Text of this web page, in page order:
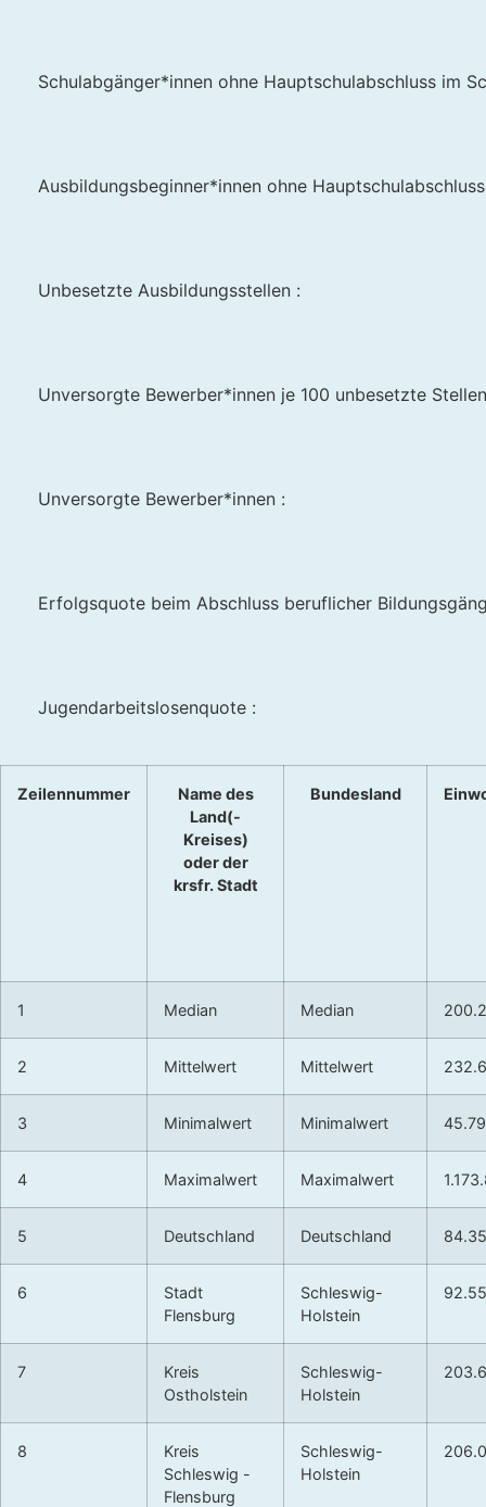
Schulabgänger*innen ohne Hauptschulabschluss im
Ausbildungsbeginner*innen ohne
Unbesetzte Ausbildungsstellen :
Unversorgte Bewerber*innen je 100 unbesetzte
Unversorgte Bewerber*innen :
Erfolgsquote beim Abschluss beruflicher
Jugendarbeitslosenquote :
Zeilennummer
Name des
Land(-
Kreises)
oder der
krsfr. Stadt
Bundesland
1 Median Median
2 Mittelwert Mittelwert
3 Minimalwert Minimalwert
4 Maximalwert Maximalwert
5 Deutschland Deutschland
6
Stadt
Flensburg
Schleswig-
Holstein
7
Kreis
Ostholstein
Schleswig-
Holstein
8
Kreis
Schleswig -
Flensburg
Schleswig-
Holstein